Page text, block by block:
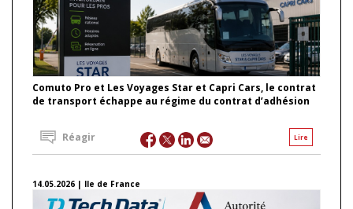
Comuto Pro et Les Voyages Star et Capri Cars, le contrat
de transport échappe au régime du contrat d’adhésion
Lire
Réagir
14.05.2026 | Ile de France